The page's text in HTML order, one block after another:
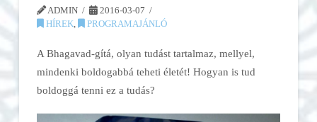
ADMIN
2016-03-07
HÍREK, PROGRAMAJÁNLÓ
A Bhagavad-gítá, olyan tudást tartalmaz, mellyel,
mindenki boldogabbá teheti életét! Hogyan is tud
boldoggá tenni ez a tudás?